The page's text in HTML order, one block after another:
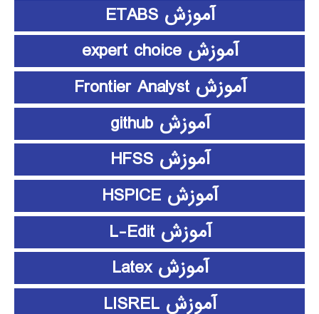
آموزش ETABS
آموزش expert choice
آموزش Frontier Analyst
آموزش github
آموزش HFSS
آموزش HSPICE
آموزش L-Edit
آموزش Latex
آموزش LISREL